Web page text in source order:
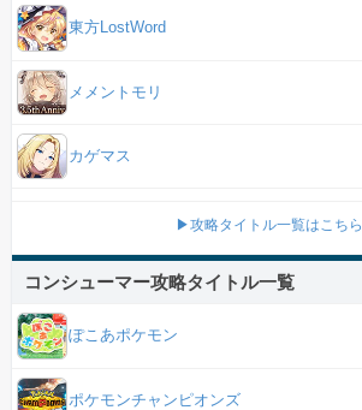
東方LostWord
メメントモリ
カゲマス
▶攻略タイトル一覧はこちら
コンシューマー攻略タイトル一覧
ぽこあポケモン
ポケモンチャンピオンズ